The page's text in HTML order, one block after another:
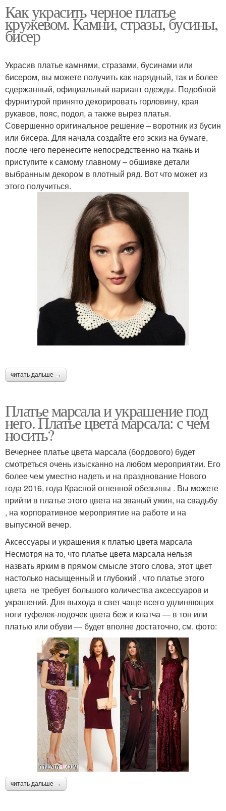
Как украсить черное платье
кружевом. Камни, стразы, бусины,
бисер
Украсив платье камнями, стразами, бусинами или
бисером, вы можете получить как нарядный, так и более
сдержанный, официальный вариант одежды. Подобной
фурнитурой принято декорировать горловину, края
рукавов, пояс, подол, а также вырез платья.
Совершенно оригинальное решение – воротник из бусин
или бисера. Для начала создайте его эскиз на бумаге,
после чего перенесите непосредственно на ткань и
приступите к самому главному – обшивке детали
выбранным декором в плотный ряд. Вот что может из
этого получиться.
читать дальше →
Платье марсала и украшение под
него. Платье цвета марсала: с чем
носить?
Вечернее платье цвета марсала (бордового) будет
смотреться очень изысканно на любом мероприятии. Его
более чем уместно надеть и на празднование Нового
года 2016, года Красной огненной обезьяны . Вы можете
прийти в платье этого цвета на званый ужин, на свадьбу
, на корпоративное мероприятие на работе и на
выпускной вечер.
Аксессуары и украшения к платью цвета марсала
Несмотря на то, что платье цвета марсала нельзя
назвать ярким в прямом смысле этого слова, этот цвет
настолько насыщенный и глубокий , что платье этого
цвета не требует большого количества аксессуаров и
украшений. Для выхода в свет чаще всего удлиняющих
ноги туфелек-лодочек цвета беж и клатча — в тон или
платью или обуви — будет вполне достаточно, см. фото:
читать дальше →